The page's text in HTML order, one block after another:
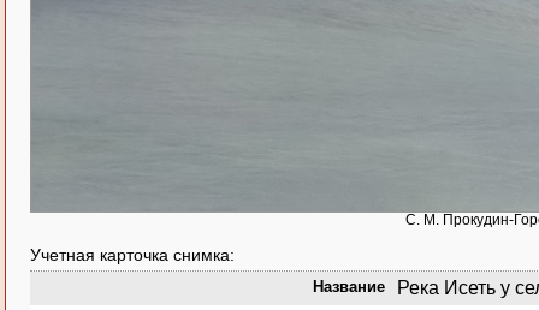
С. М. Прокудин-
Учетная карточка снимка:
Название Река Исеть у